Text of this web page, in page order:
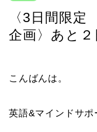
〈3日間限
企画〉あと２
こんばんは。
英語&マインドサポ